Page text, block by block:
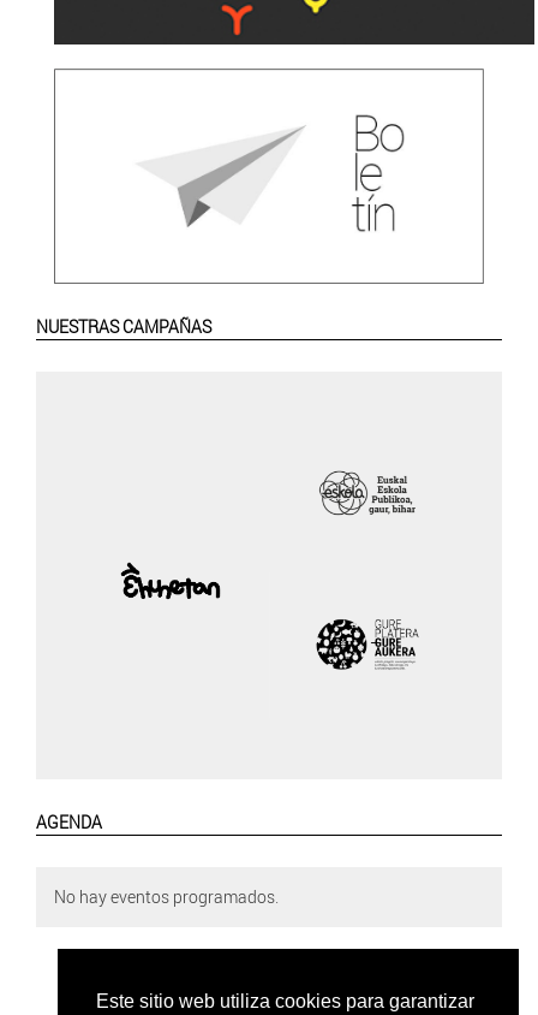
Este sitio web utiliza cookies para garantizar
NUESTRAS CAMPAÑAS
AGENDA
No hay eventos programados.